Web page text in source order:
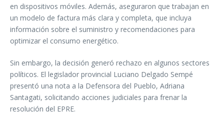
en dispositivos móviles. Además, aseguraron que trabajan en
un modelo de factura más clara y completa, que incluya
información sobre el suministro y recomendaciones para
optimizar el consumo energético.
Sin embargo, la decisión generó rechazo en algunos sectores
políticos. El legislador provincial Luciano Delgado Sempé
presentó una nota a la Defensora del Pueblo, Adriana
Santagati, solicitando acciones judiciales para frenar la
resolución del EPRE.